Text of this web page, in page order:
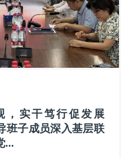
，实干笃行促发展
子成员深入基层联
...